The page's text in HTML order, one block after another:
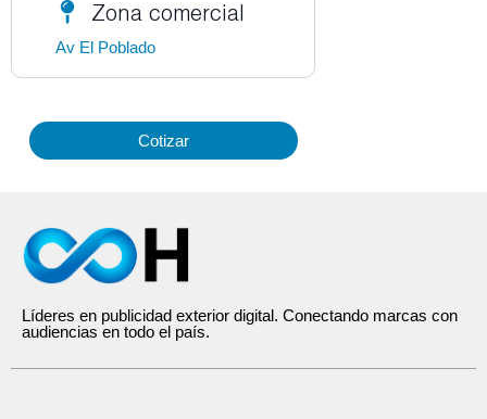
Zona comercial
Av El Poblado
Cotizar
Líderes en publicidad exterior digital. Conectando marcas con
audiencias en todo el país.